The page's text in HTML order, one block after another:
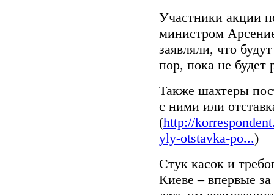
Участники акции
министром
заявляли, что
пор, пока не будет
Также шахтеры
с ними или
(http://
yly-otstavka-po...)
Стук касок и
Киеве – впервые